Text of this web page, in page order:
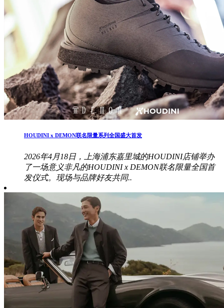
HOUDINI x DEMON联名限量系列全国盛大首发
2026年4月18日，上海浦东嘉里城的HOUDINI店铺举办
了一场意义非凡的HOUDINI x DEMON联名限量全国首
发仪式。现场与品牌好友共同..